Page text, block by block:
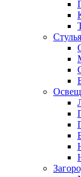
Стулья